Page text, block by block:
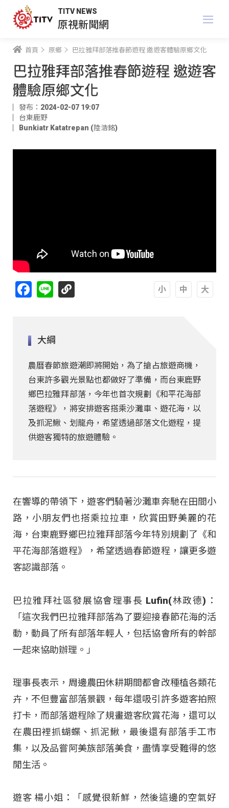
TITV NEWS
原視新聞網
首頁 原鄉 巴拉雅拜部落推春節遊程 邀遊客體驗原鄉文化
巴拉雅拜部落推春節遊程 邀遊客
體驗原鄉文化
發布：2024-02-07 19:07
台東鹿野
Bunkiatr Katatrepan (陸浩銘)
Facebook
Line
大綱
農曆春節旅遊潮即將開始，為了搶占旅遊商機，
台東許多觀光景點也都做好了準備，而台東鹿野
鄉巴拉雅拜部落，今年也首次規劃《和平花海部
落遊程》，將安排遊客搭乘沙灘車、遊花海，以
及抓泥鰍、划龍舟，希望透過部落文化遊程，提
供遊客獨特的旅遊體驗。
在響導的帶領下，遊客們騎著沙灘車奔馳在田間小
路，小朋友們也搭乘拉拉車，欣賞田野美麗的花
海，台東鹿野鄉巴拉雅拜部落今年特別規劃了《和
平花海部落遊程》，希望透過春節遊程，讓更多遊
客認識部落。
巴拉雅拜社區發展協會理事長 Lufin(林政德)：
「這次我們巴拉雅拜部落為了要迎接春節花海的活
動，動員了所有部落年輕人，包括協會所有的幹部
一起來協助辦理。」
理事長表示，周邊農田休耕期間都會改種植各類花
卉，不但豐富部落景觀，每年還吸引許多遊客拍照
打卡，而部落遊程除了規畫遊客欣賞花海，還可以
在農田裡抓蝴蝶、抓泥鰍，最後還有部落手工市
集，以及品嘗阿美族部落美食，盡情享受難得的悠
閒生活。
遊客 楊小姐：「感覺很新鮮，然後這邊的空氣好